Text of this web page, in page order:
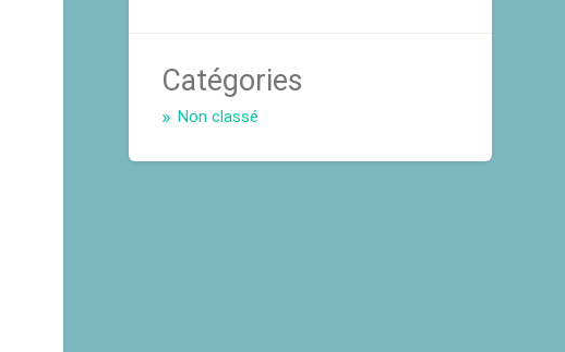
Catégories
Non classé